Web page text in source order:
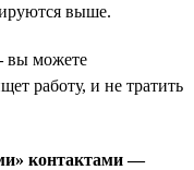
выше.
вы можете
работу, и не тратить
контактами —